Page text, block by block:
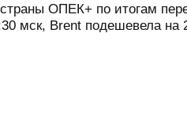
ОПЕК+ по итогам
мск, Brent подешевела на